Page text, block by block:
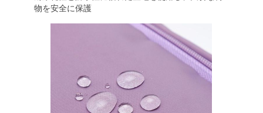
物を安全に保護